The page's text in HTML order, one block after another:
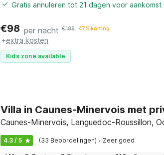
Gratis annuleren tot 21 dagen voor aankomst
€98 per nacht €188 47% korting
+extra kosten
Kids zone available
Villa in Caunes-Minervois met
Caunes-Minervois, Languedoc-Roussillon,
4.3 / 5 (33 Beoordelingen) · Zeer goed